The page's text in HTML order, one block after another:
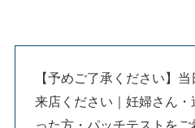
【予めご了承ください】
来店ください｜妊婦さん
った方・パッチテストを